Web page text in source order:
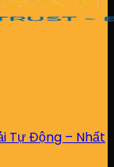
Tự Động – Nhất